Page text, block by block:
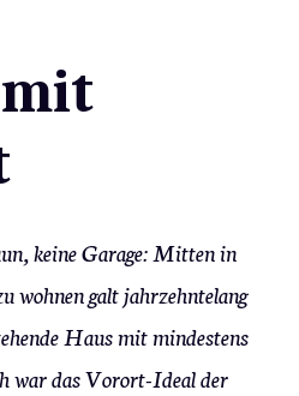
keine Garage: Mitten in
wohnen galt jahrzehntelang
Haus mit mindestens
war das Vorort-Ideal der